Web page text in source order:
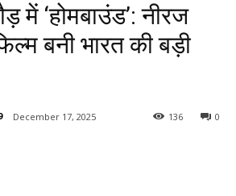
में ‘होमबाउंड’: नीरज
बनी भारत की बड़ी
December 17, 2025 0
136